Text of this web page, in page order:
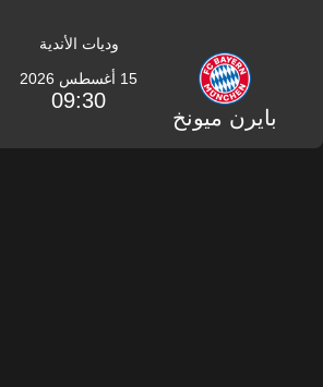
وديات الأندية
بايرن ميونخ
15 أغسطس 2026
09:30